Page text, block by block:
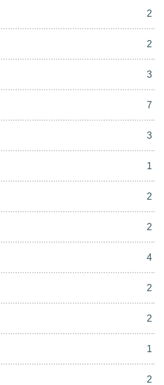
2
2
3
7
3
1
2
2
4
2
2
1
2